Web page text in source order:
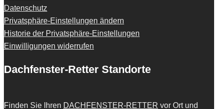
Datenschutz
Privatsphäre-Einstellungen ändern
Historie der Privatsphäre-Einstellungen
Einwilligungen widerrufen
Dachfenster-Retter Standorte
Finden Sie Ihren DACHFENSTER-RETTER vor Ort und